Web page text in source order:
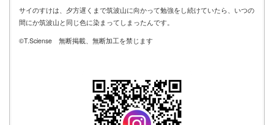
サイのすけは、夕方遅くまで筑波山に向かって勉強をし続けていたら、いつの
間にか筑波山と同じ色に染まってしまったんです。
©T.Sciense 無断掲載、無断加工を禁じます